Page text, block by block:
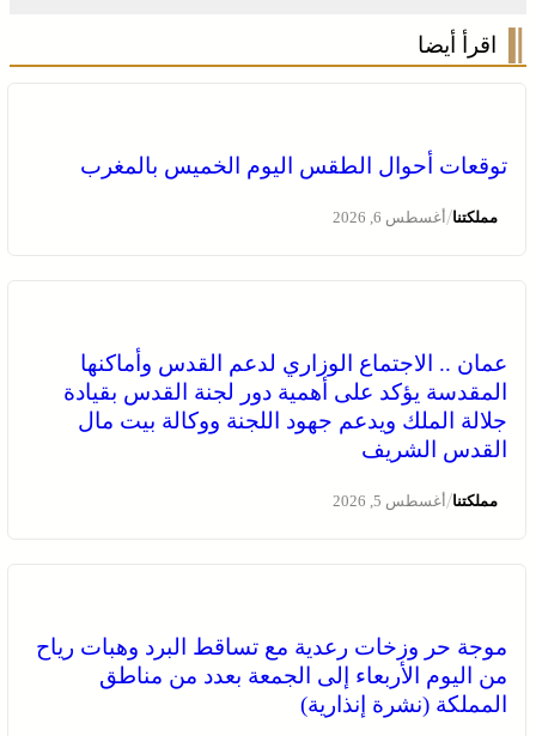
اقرأ أيضا
توقعات أحوال الطقس اليوم الخميس بالمغرب
مملكتنا/أغسطس 6, 2026
عمان .. الاجتماع الوزاري لدعم القدس وأماكنها
المقدسة يؤكد على أهمية دور لجنة القدس بقيادة
جلالة الملك ويدعم جهود اللجنة ووكالة بيت مال
القدس الشريف
مملكتنا/أغسطس 5, 2026
موجة حر وزخات رعدية مع تساقط البرد وهبات رياح
من اليوم الأربعاء إلى الجمعة بعدد من مناطق
المملكة (نشرة إنذارية)